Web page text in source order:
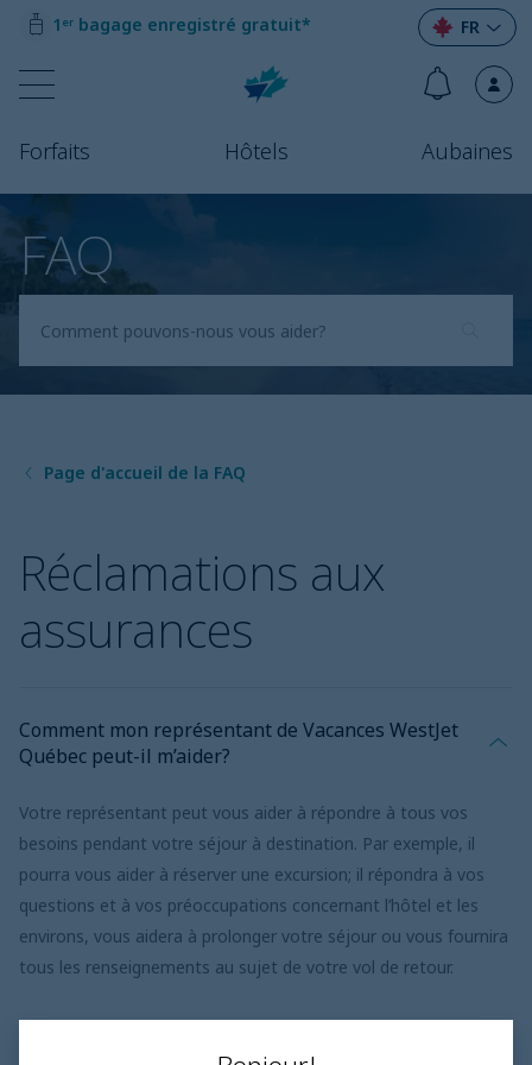
1ᵉʳ bagage enregistré gratuit*
Forfaits Hôtels Aubaines
FR
FAQ
Page d'accueil de la FAQ
Réclamations aux
assurances
Comment mon représentant de Vacances WestJet
Québec peut-il m’aider?
Votre représentant peut vous aider à répondre à tous vos
besoins pendant votre séjour à destination. Par exemple, il
pourra vous aider à réserver une excursion; il répondra à vos
questions et à vos préoccupations concernant l’hôtel et les
environs, vous aidera à prolonger votre séjour ou vous fournira
tous les renseignements au sujet de votre vol de retour.